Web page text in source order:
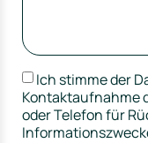
Ich stimme der
Kontaktaufnahme
oder Telefon für